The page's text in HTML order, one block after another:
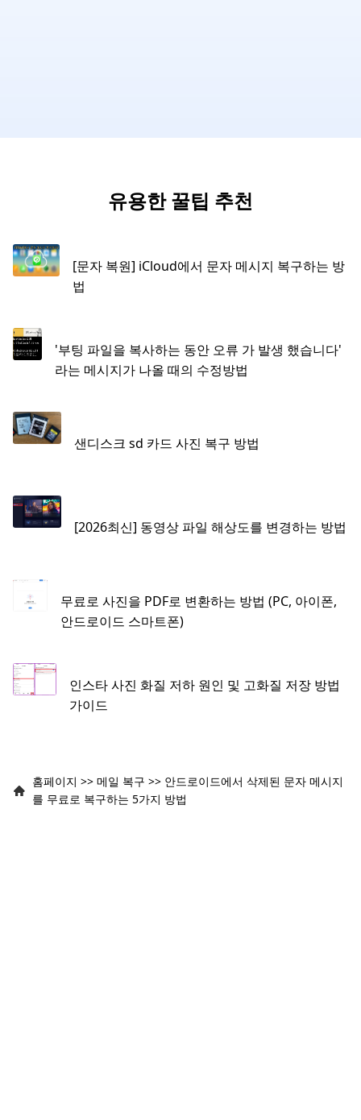
유용한 꿀팁 추천
[문자 복원] iCloud에서 문자 메시지 복구하는 방
법
'부팅 파일을 복사하는 동안 오류 가 발생 했습니다'
라는 메시지가 나올 때의 수정방법
샌디스크 sd 카드 사진 복구 방법
[2026최신] 동영상 파일 해상도를 변경하는 방법
무료로 사진을 PDF로 변환하는 방법 (PC, 아이폰,
안드로이드 스마트폰)
인스타 사진 화질 저하 원인 및 고화질 저장 방법
가이드
홈페이지 >> 메일 복구 >> 안드로이드에서 삭제된 문자 메시지
를 무료로 복구하는 5가지 방법